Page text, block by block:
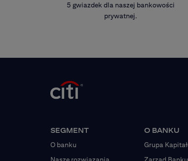
5 gwiazdek dla naszej bankowości
prywatnej.
SEGMENT
O banku
O BANKU
Grupa